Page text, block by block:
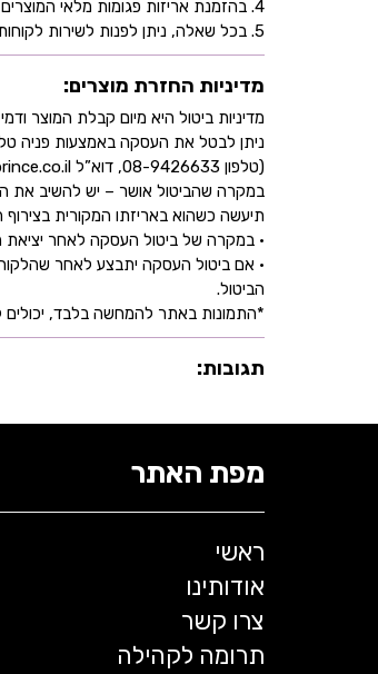
4. בהזמנת אריזות פגומות מלאי המוצרים מוגבל ביותר ולכן אין התחייבות למלאי של המוצר - אין לראות אישור העסקה כמלאי מובטח.
5. בכל שאלה, ניתן לפנות לשירות לקוחות באמצעות מייל - info@littleprince.co.il או בצור קשר באתר.
מדיניות החזרת מוצרים:
מדיניות ביטול היא מיום קבלת המוצר ודמי ביטול 5% או 100 ₪ וזאת בהתאם
ניתן לבטל את העסקה באמצעות פניה
(טלפון 08-9426633, דוא”ל info@littleprince.co.il.)
במקרה שהביטול אושר – יש להשיב את
תיעשה כשהוא באריזתו המקורית בצירוף החשבונית
• במקרה של ביטול העסקה לאחר יציאת
• אם ביטול העסקה יתבצע לאחר
הביטול.
*התמונות באתר להמחשה בלבד, יכולים
תגובות:
מפת האתר
ראשי
אודותינו
צרו קשר
תרומה לקהילה